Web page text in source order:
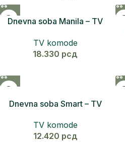
Dnevna soba Manila – TV
TV komode
18.330 рсд
Dnevna soba Smart – TV
TV komode
12.420 рсд